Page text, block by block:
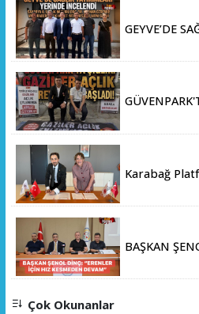
GEYVE’DE
Karabağ
İş Birliği
BAŞKAN
Çok Okunanlar